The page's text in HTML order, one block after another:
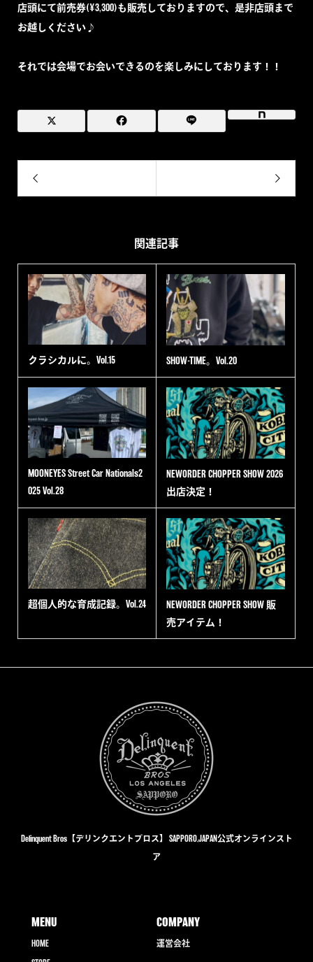
店頭にて前売券(¥3,300)も販売しておりますので、是非店頭まで
お越しください♪
それでは会場でお会いできるのを楽しみにしております！！
関連記事
クラシカルに。Vol.15 SHOW-TIME。Vol.20
MOONEYES Street Car Nationals2
025 Vol.28
NEWORDER CHOPPER SHOW 2026
出店決定！
超個人的な育成記録。Vol.24
NEWORDER CHOPPER SHOW 販
売アイテム！
Delinquent Bros【デリンクエントブロス】 SAPPORO,JAPAN公式オンラインスト
ア
MENU
HOME
COMPANY
運営会社